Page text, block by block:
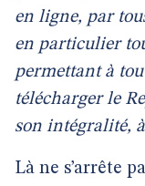
en ligne, par
en particulier
permettant à
télécharger le
son intégralité,
Là ne s’arrête